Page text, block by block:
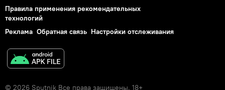
Правила применения рекомендательных
технологий
Реклама Обратная связь Настройки отслеживания
© 2026 Sputnik Все права защищены. 18+